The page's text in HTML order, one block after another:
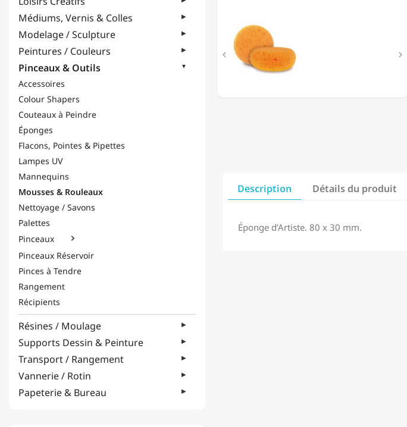
Médiums, Vernis & Colles
Modelage / Sculpture
Peintures / Couleurs
Pinceaux & Outils
Accessoires
Colour Shapers
Couteaux à Peindre
Éponges
Flacons, Pointes & Pipettes
Lampes UV
Mannequins
Mousses & Rouleaux
Nettoyage / Savons
Palettes
Pinceaux

Pinceaux Réservoir
Pinces à Tendre
Rangement
Récipients
Résines / Moulage
Supports Dessin & Peinture
Transport / Rangement
Vannerie / Rotin
Papeterie & Bureau
 
Description Détails du produit
Éponge d’Artiste. 80 x 30 mm.